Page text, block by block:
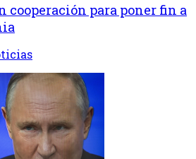
cooperación para poner fin a